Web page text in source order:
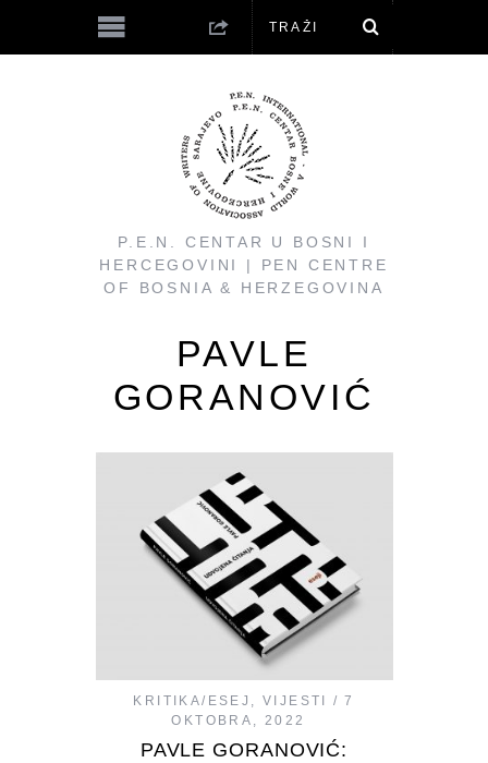
P.E.N. CENTAR U BOSNI I
HERCEGOVINI | PEN CENTRE
OF BOSNIA & HERZEGOVINA
PAVLE
GORANOVIĆ
KRITIKA/ESEJ , VIJESTI
7
OKTOBRA, 2022
PAVLE GORANOVIĆ: